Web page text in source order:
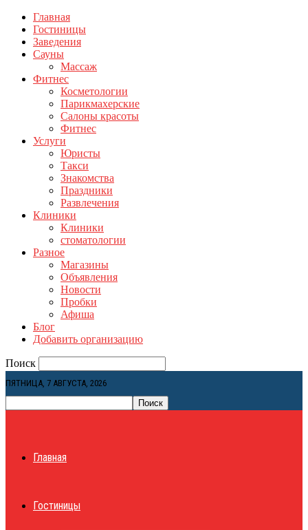
Главная
Гостиницы
Заведения
Сауны
Массаж
Фитнес
Косметологии
Парикмахерские
Салоны красоты
Фитнес
Услуги
Юристы
Такси
Знакомства
Праздники
Развлечения
Клиники
Клиники
стоматологии
Разное
Магазины
Объявления
Новости
Пробки
Афиша
Блог
Добавить организацию
Поиск
ПЯТНИЦА, 7 АВГУСТА, 2026
Главная
Гостиницы